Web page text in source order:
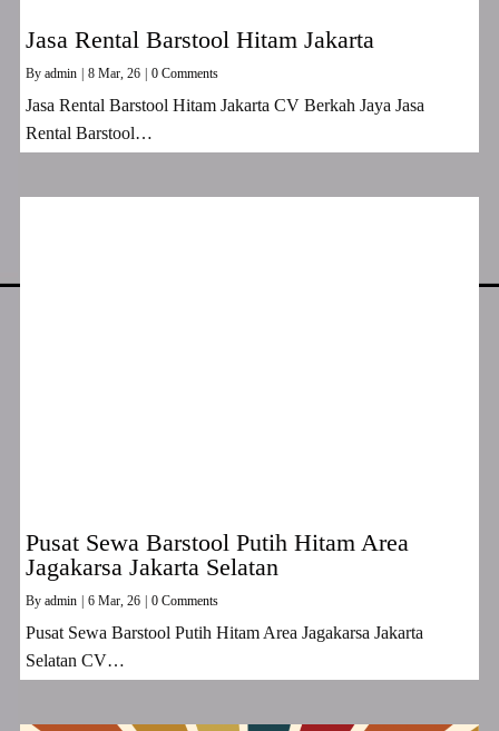
Jasa Rental Barstool Hitam Jakarta
By admin | 8 Mar, 26 | 0 Comments
Jasa Rental Barstool Hitam Jakarta CV Berkah Jaya Jasa
Rental Barstool…
Pusat Sewa Barstool Putih Hitam Area
Jagakarsa Jakarta Selatan
By admin 6 Mar, 26 0 Comments
Pusat Sewa Barstool Putih Hitam Area Jagakarsa Jakarta
Selatan CV…